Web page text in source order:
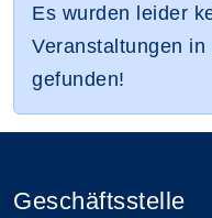
Es wurden leider
Veranstaltungen
gefunden!
Geschäftsstelle